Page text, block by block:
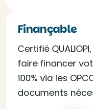
Finançable
Certifié
faire financer
100% via les
documents